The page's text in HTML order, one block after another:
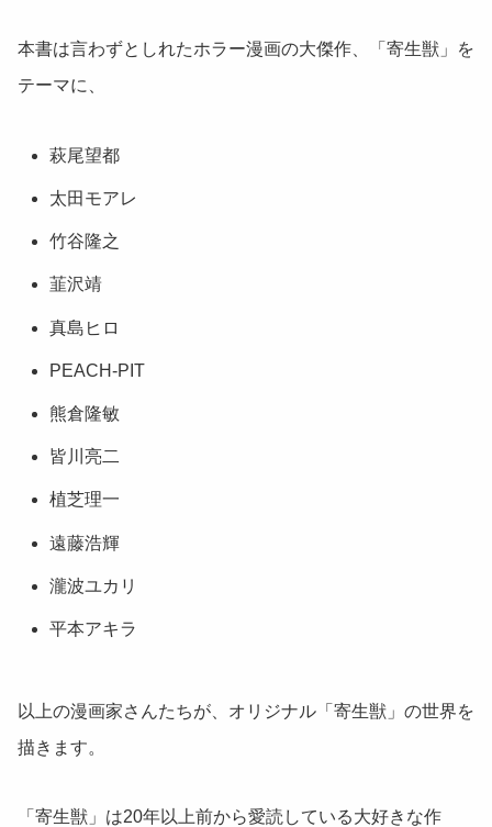
本書は言わずとしれたホラー漫画の大傑作、「寄生獣」を
テーマに、
萩尾望都
太田モアレ
竹谷隆之
韮沢靖
真島ヒロ
PEACH-PIT
熊倉隆敏
皆川亮二
植芝理一
遠藤浩輝
瀧波ユカリ
平本アキラ
以上の漫画家さんたちが、オリジナル「寄生獣」の世界を
描きます。
「寄生獣」は20年以上前から愛読している大好きな作